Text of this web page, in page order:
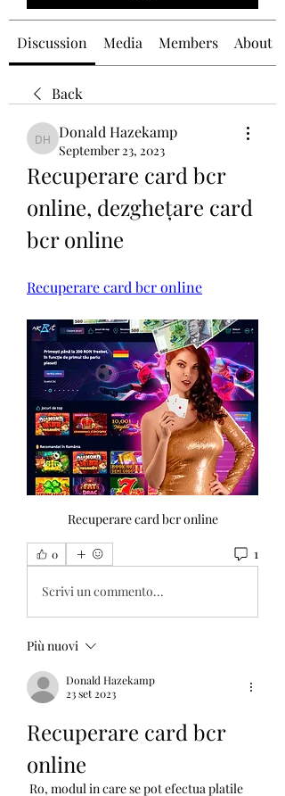
Discussion Media Members About
Back
Donald Hazekamp
Donald Hazekamp
September 23, 2023
Recuperare card bcr
online, dezghețare card
bcr online
Recuperare card bcr online
Recuperare card bcr online
0 1
Scrivi un commento...
Più nuovi
Donald Hazekamp
23 set 2023
Recuperare card bcr
online